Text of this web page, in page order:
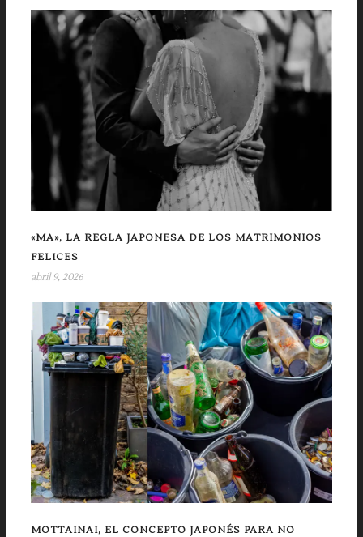
«MA», LA REGLA JAPONESA DE LOS MATRIMONIOS
FELICES
abril 9, 2026
MOTTAINAI, EL CONCEPTO JAPONÉS PARA NO